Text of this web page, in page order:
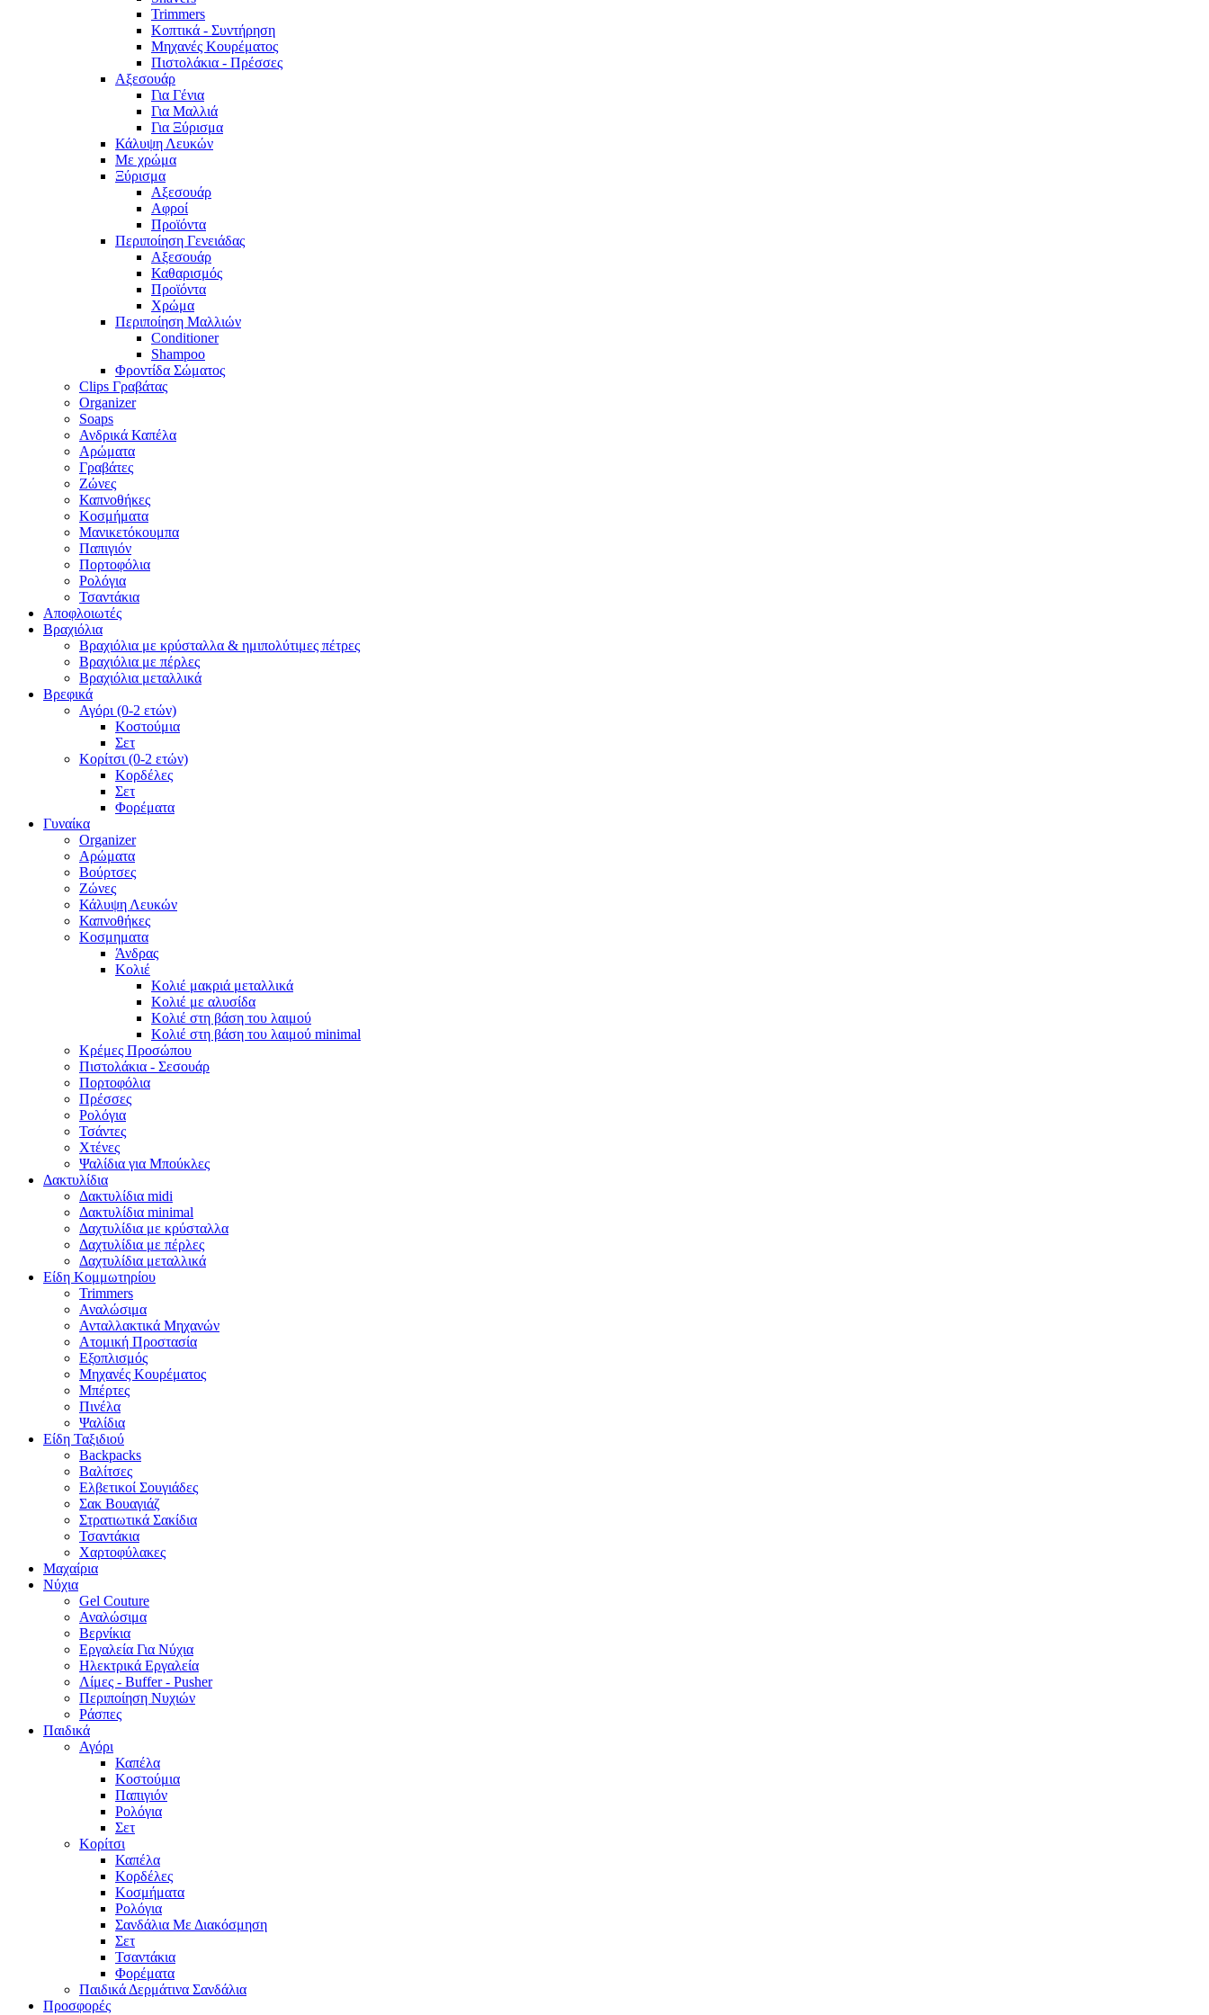
Trimmers
Κοπτικά - Συντήρηση
Μηχανές Κουρέματος
Πιστολάκια - Πρέσσες
Αξεσουάρ
Για Γένια
Για Μαλλιά
Για Ξύρισμα
Κάλυψη Λευκών
Με χρώμα
Ξύρισμα
Αξεσουάρ
Αφροί
Προϊόντα
Περιποίηση Γενειάδας
Αξεσουάρ
Καθαρισμός
Προϊόντα
Χρώμα
Περιποίηση Μαλλιών
Conditioner
Shampoo
Φροντίδα Σώματος
Clips Γραβάτας
Organizer
Soaps
Ανδρικά Καπέλα
Αρώματα
Γραβάτες
Ζώνες
Καπνοθήκες
Κοσμήματα
Μανικετόκουμπα
Παπιγιόν
Πορτοφόλια
Ρολόγια
Τσαντάκια
Αποφλοιωτές
Βραχιόλια
Βραχιόλια με κρύσταλλα & ημιπολύτιμες πέτρες
Βραχιόλια με πέρλες
Βραχιόλια μεταλλικά
Βρεφικά
Αγόρι (0-2 ετών)
Κοστούμια
Σετ
Κορίτσι (0-2 ετών)
Κορδέλες
Σετ
Φορέματα
Γυναίκα
Organizer
Αρώματα
Βούρτσες
Ζώνες
Κάλυψη Λευκών
Καπνοθήκες
Κοσμηματα
Άνδρας
Κολιέ
Κολιέ μακριά μεταλλικά
Κολιέ με αλυσίδα
Κολιέ στη βάση του λαιμού
Κολιέ στη βάση του λαιμού minimal
Κρέμες Προσώπου
Πιστολάκια - Σεσουάρ
Πορτοφόλια
Πρέσσες
Ρολόγια
Τσάντες
Χτένες
Ψαλίδια για Μπούκλες
Δακτυλίδια
Δακτυλίδια midi
Δακτυλίδια minimal
Δαχτυλίδια με κρύσταλλα
Δαχτυλίδια με πέρλες
Δαχτυλίδια μεταλλικά
Είδη Κομμωτηρίου
Trimmers
Αναλώσιμα
Ανταλλακτικά Μηχανών
Ατομική Προστασία
Εξοπλισμός
Μηχανές Κουρέματος
Μπέρτες
Πινέλα
Ψαλίδια
Είδη Ταξιδιού
Backpacks
Βαλίτσες
Ελβετικοί Σουγιάδες
Σακ Βουαγιάζ
Στρατιωτικά Σακίδια
Τσαντάκια
Χαρτοφύλακες
Μαχαίρια
Νύχια
Gel Couture
Αναλώσιμα
Βερνίκια
Εργαλεία Για Νύχια
Ηλεκτρικά Εργαλεία
Λίμες - Buffer - Pusher
Περιποίηση Νυχιών
Ράσπες
Παιδικά
Αγόρι
Καπέλα
Κοστούμια
Παπιγιόν
Ρολόγια
Σετ
Κορίτσι
Καπέλα
Κορδέλες
Κοσμήματα
Ρολόγια
Σανδάλια Με Διακόσμηση
Σετ
Τσαντάκια
Φορέματα
Παιδικά Δερμάτινα Σανδάλια
Προσφορές